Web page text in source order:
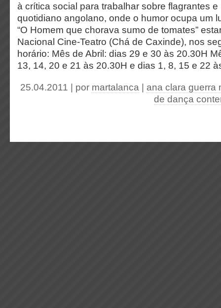
à crítica social para trabalhar sobre flagrantes
quotidiano angolano, onde o humor ocupa um
“O Homem que chorava sumo de tomates”
Nacional Cine-Teatro (Chá de Caxinde), nos
horário: Mês de Abril: dias 29 e 30 às 20.30H
13, 14, 20 e 21 às 20.30H e dias 1, 8, 15 e 22
25.04.2011 | por martalanca
ana clara guerra
de dança